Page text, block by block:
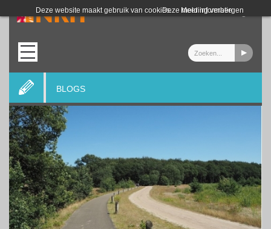
Deze website maakt gebruik van cookies. Meer informatie
Deze melding verbergen
Login
BLOGS